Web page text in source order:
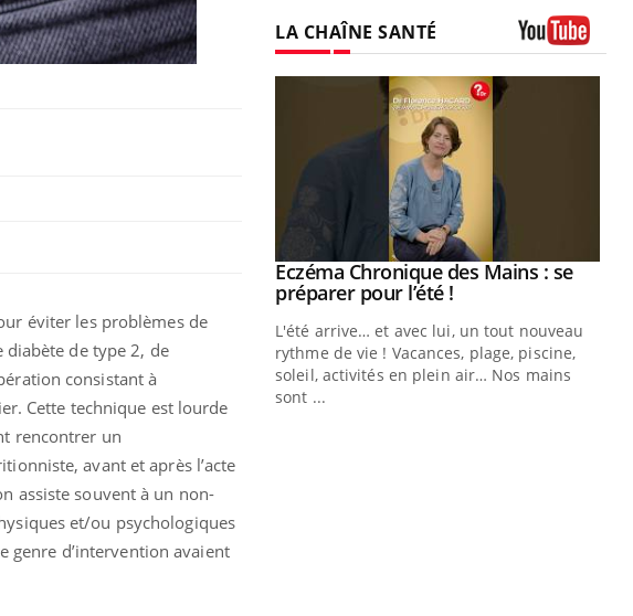
éviter les problèmes de
diabète de type 2, de
consistant à
Cette technique est lourde
rencontrer un
avant et après l’acte
assiste souvent à un non-
et/ou psychologiques
genre d’intervention avaient
LA CHAÎNE SANTÉ
l'insuline dans le diabète de type 2
d'idées reçues chez les
comme parfois chez les soignants.
Youtube
Eczéma Chronique des Mains : se
préparer pour l’été !Youtube
L'été arrive… et avec lui, un tout nouveau
rythme de vie ! Vacances, plage, piscine,
soleil, activités en plein air… Nos mains
sont ...